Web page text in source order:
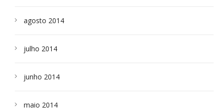
agosto 2014
julho 2014
junho 2014
maio 2014